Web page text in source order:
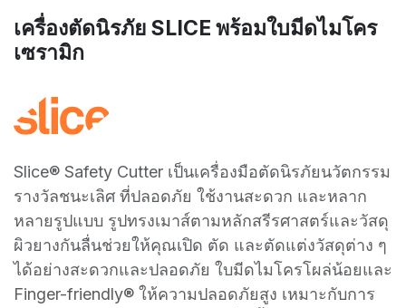
เครื่องตัดนิรภัย SLICE พร้อมใบมีดไมโคร
เซรามิก
Slice® Safety Cutter เป็นเครื่องมือตัดนิรภัยนวัตกรรม
รางวัลชนะเลิศ ที่ปลอดภัย ใช้งานสะดวก และหลาก
หลายรูปแบบ รูปทรงเมาส์ตามหลักสรีรศาสตร์และวัสดุ
ผิวยางกันลื่นช่วยให้คุณเปิด ตัด และตัดแต่งวัสดุต่าง ๆ
ได้อย่างสะดวกและปลอดภัย ใบมีดไมโครโผล่น้อยและ
Finger-friendly® ให้ความปลอดภัยสูง เหมาะกับการ